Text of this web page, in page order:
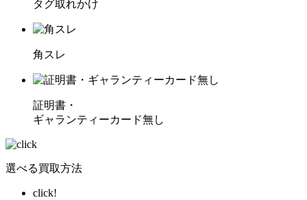
タグ取れかけ
角スレ
証明書・
ギャランティーカード無し
選べる買取方法
click!